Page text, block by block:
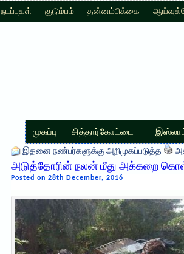
நடப்புகள் குடும்பம் தன்னம்பிக்கை
முகப்பு சித்தார்கோட்டை
இதனை நண்பர்களுக்கு அறிமுகப்படுத்த
அடுத்தோரின் நலன் மீது அக்கறை
Posted on 28th December, 2016